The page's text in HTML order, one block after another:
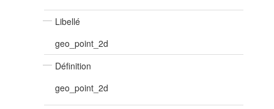
Libellé
geo_point_2d
Définition
geo_point_2d